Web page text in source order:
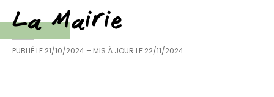
La Mairie
PUBLIÉ LE 21/10/2024 – MIS À JOUR LE 22/11/2024